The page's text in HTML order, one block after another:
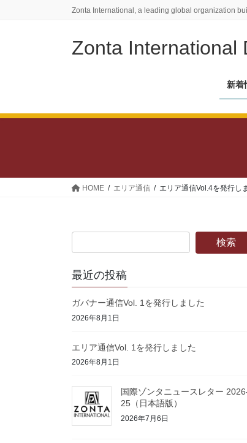
Zonta International, a leading global organization
Zonta International
新着
HOME エリア通信 エリア通信Vol.4を発行し
最近の投稿
ガバナー通信Vol. 1を発行しました
2026年8月1日
エリア通信Vol. 1を発行しました
2026年8月1日
国際ゾンタニュースレター
25（日本語版）
2026年7月6日